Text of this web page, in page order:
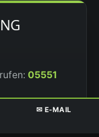
05551
✉ E-MAIL